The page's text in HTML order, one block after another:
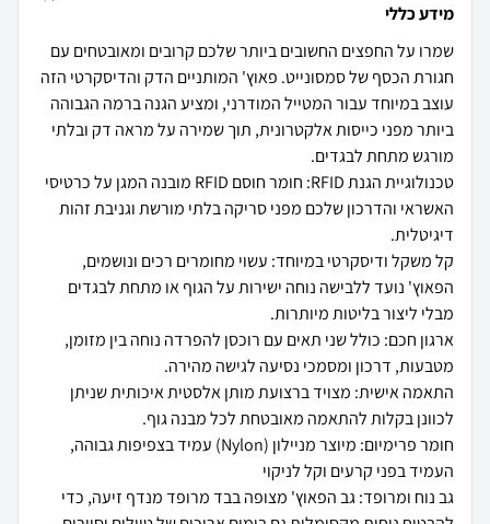
מידע כללי
שמרו על החפצים החשובים ביותר שלכם קרובים ומאובטחים עם
חגורת הכסף של סמסונייט. פאוץ' המותניים הדק והדיסקרטי הזה
עוצב במיוחד עבור המטייל המודרני, ומציע הגנה ברמה הגבוהה
ביותר מפני כייסות אלקטרונית, תוך שמירה על מראה דק ובלתי
טכנולוגיית הגנת RFID: חומר חוסם RFID מובנה המגן על כרטיסי
האשראי והדרכון שלכם מפני סריקה בלתי מורשת וגניבת זהות
קל משקל ודיסקרטי במיוחד: עשוי מחומרים רכים ונושמים,
הפאוץ' נועד ללבישה נוחה ישירות על הגוף או מתחת לבגדים
ארגון חכם: כולל שני תאים עם רוכסן להפרדה נוחה בין מזומן,
התאמה אישית: מצויד ברצועת מותן אלסטית איכותית שניתן
חומר פרימיום: מיוצר מניילון (Nylon) עמיד בצפיפות גבוהה,
גב נוח ומרופד: גב הפאוץ' מצופה בבד מרופד מנדף זיעה, כדי